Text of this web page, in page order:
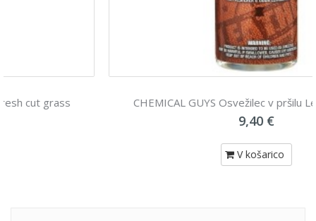
CHEMICAL GUYS Osvežilec v pršilu Leather 118mL